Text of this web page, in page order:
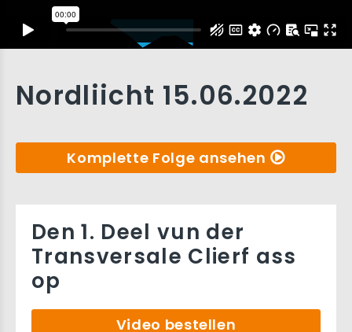
Nordliicht 15.06.2022
Komplette Folge ansehen
Den 1. Deel vun der
Transversale Clierf ass
op
Video bestellen